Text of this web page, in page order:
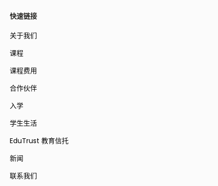
快速链接
关于我们
课程
课程费用
合作伙伴
入学
学生生活
EduTrust 教育信托
新闻
联系我们